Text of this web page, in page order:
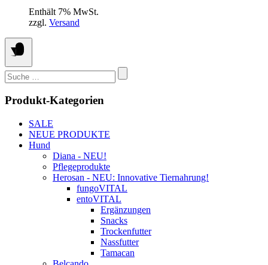
gewählt
werden
bis
Enthält 7% MwSt.
zzgl. Versand
Suchen
nach:
Produkt-Kategorien
SALE
NEUE PRODUKTE
Hund
Diana - NEU!
Pflegeprodukte
Herosan - NEU: Innovative Tiernahrung!
fungoVITAL
entoVITAL
Ergänzungen
Snacks
Trockenfutter
Nassfutter
Tamacan